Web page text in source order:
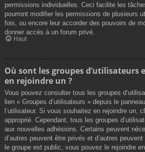
permissions individuelles. Ceci facilite les
pourront modifier les permissions de plusieurs
fois, ou encore leur accorder des pouvoirs de
donner accès à un forum privé.
Haut
Où sont les groupes d’utilisateurs
en rejoindre un ?
Vous pouvez consulter tous les groupes
lien « Groupes d’utilisateurs » depuis le
l’utilisateur. Si vous souhaitez en rejoindre un,
approprié. Cependant, tous les groupes
aux nouvelles adhésions. Certains peuvent
d’autres peuvent être privés et d’autres
le groupe est public, vous pouvez le rejoindre